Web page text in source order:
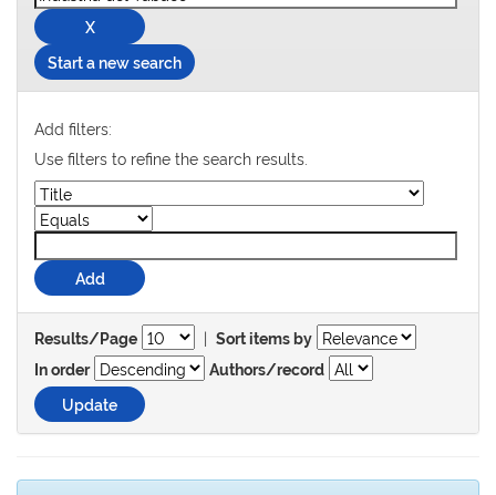
Start a new search
Add filters:
Use filters to refine the search results.
Results/Page | Sort items by
In order
Authors/record